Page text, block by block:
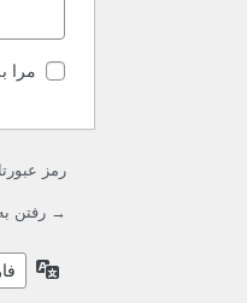
مرا
رمز
→ رفتن
زبان